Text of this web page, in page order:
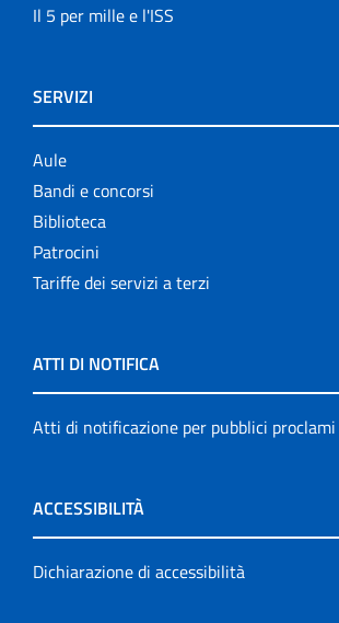
Il 5 per mille e l'ISS
SERVIZI
Aule
Bandi e concorsi
Biblioteca
Patrocini
Tariffe dei servizi a terzi
ATTI DI NOTIFICA
Atti di notificazione per pubblici proclami
ACCESSIBILITÀ
Dichiarazione di accessibilità